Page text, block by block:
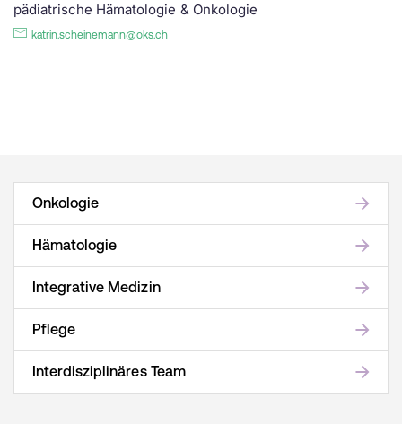
pädiatrische Hämatologie & Onkologie
katrin.scheinemann@oks.ch
Onkologie
Hämatologie
Integrative Medizin
Pflege
Interdisziplinäres Team